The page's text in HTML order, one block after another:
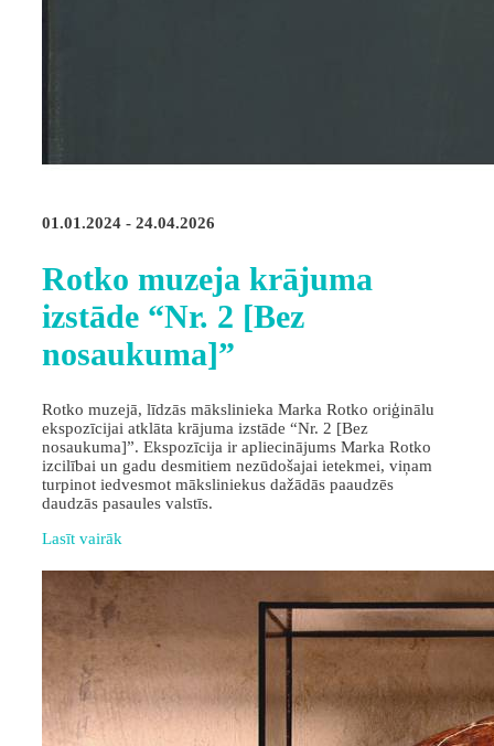
01.01.2024 - 24.04.2026
Rotko muzeja krājuma
izstāde “Nr. 2 [Bez
nosaukuma]”
Rotko muzejā, līdzās mākslinieka Marka Rotko oriģinālu
ekspozīcijai atklāta krājuma izstāde “Nr. 2 [Bez
nosaukuma]”. Ekspozīcija ir apliecinājums Marka Rotko
izcilībai un gadu desmitiem nezūdošajai ietekmei, viņam
turpinot iedvesmot māksliniekus dažādās paaudzēs
daudzās pasaules valstīs.
Lasīt vairāk